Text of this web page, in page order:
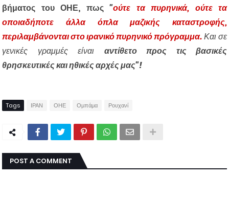
βήματος του ΟΗΕ, πως "ούτε τα πυρηνικά, ούτε τα
οποιαδήποτε άλλα όπλα μαζικής καταστροφής,
περιλαμβάνονται στο ιρανικό πυρηνικό πρόγραμμα.Και σε
γενικές γραμμές είναι αντίθετο προς τις βασικές
θρησκευτικές και ηθικές αρχές μας"!
Tags ΙΡΑΝ ΟΗΕ Ομπάμα Ρουχανί
POST A COMMENT